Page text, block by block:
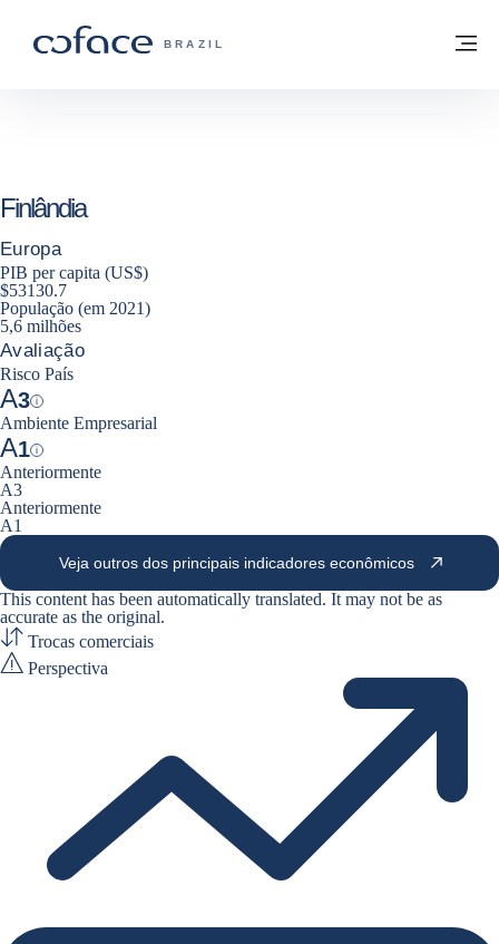
COFACE FOR TRADE - SITE DO GRUPO
BRAZIL
Voltar à página inicial
Finlândia
Europa
PIB per capita (US$)
$53130.7
População (em 2021)
5,6 milhões
Avaliação
Risco País
A3
Help
Ambiente Empresarial
A1
Help
Anteriormente
A3
Anteriormente
A1
Veja outros dos principais indicadores econômicos
This content has been automatically translated. It may not be as
accurate as the original.
Trocas comerciais
Perspectiva